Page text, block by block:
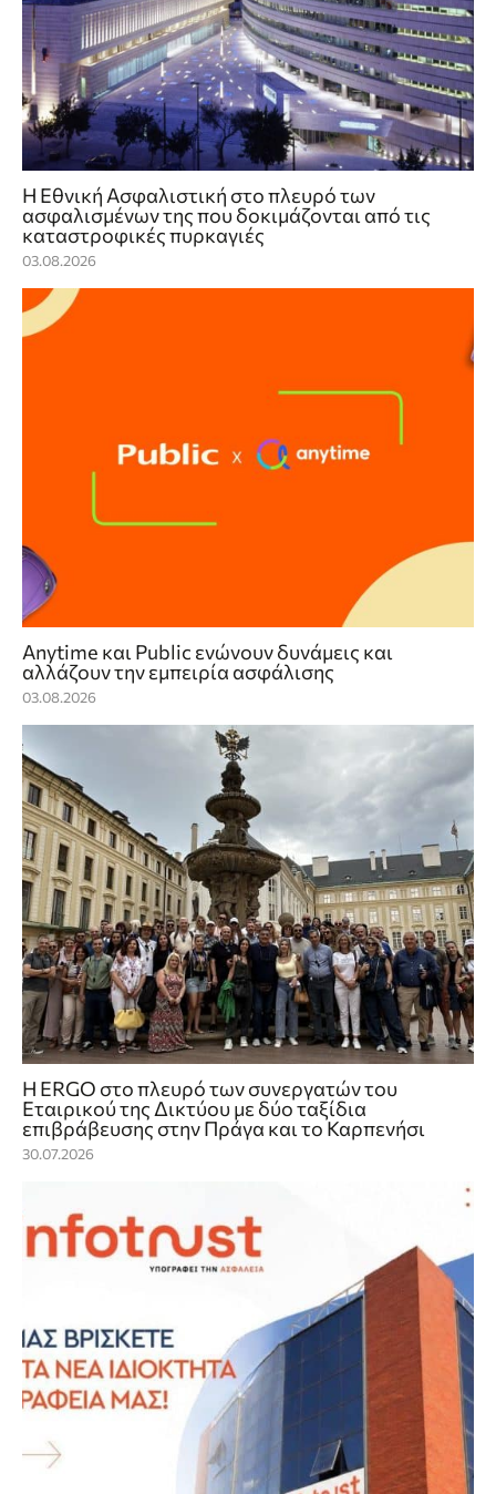
Η Εθνική Ασφαλιστική στο πλευρό των
ασφαλισμένων της που δοκιμάζονται από τις
καταστροφικές πυρκαγιές
03.08.2026
Anytime και Public ενώνουν δυνάμεις και
αλλάζουν την εμπειρία ασφάλισης
03.08.2026
Η ERGO στο πλευρό των συνεργατών του
Εταιρικού της Δικτύου με δύο ταξίδια
επιβράβευσης στην Πράγα και το Καρπενήσι
30.07.2026